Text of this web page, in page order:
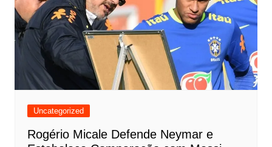
Uncategorized
Rogério Micale Defende Neymar e